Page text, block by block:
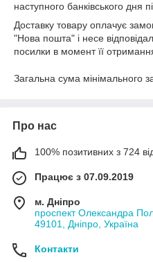
наступного банківського дня
Доставку товару оплачує
"Нова пошта" і несе
посилки в момент її
Загальна сума мінімального
Про нас
100% позитивних з 724
Працює з 07.09.2019
м. Дніпро
проспект Олександра
49101, Дніпро, Україна
Контакти